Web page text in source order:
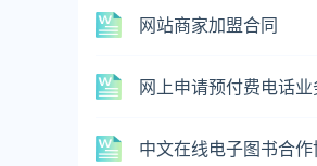
网站商家加盟合同
网上申请预付费电话
中文在线电子图书合作